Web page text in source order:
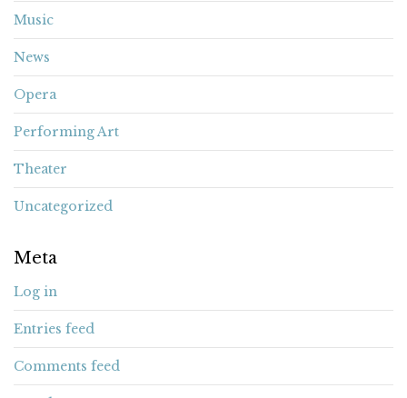
Music
News
Opera
Performing Art
Theater
Uncategorized
Meta
Log in
Entries feed
Comments feed